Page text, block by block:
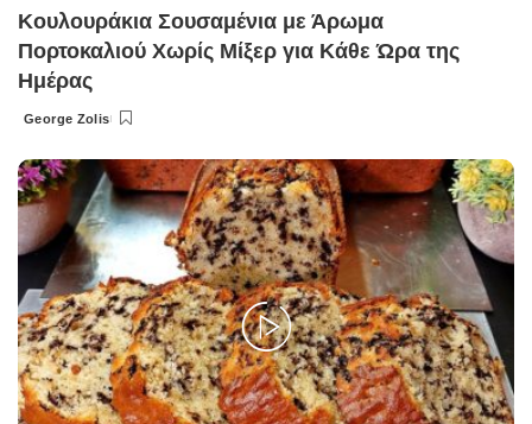
Κουλουράκια Σουσαμένια με Άρωμα
Πορτοκαλιού Χωρίς Μίξερ για Κάθε Ώρα της
Ημέρας
Posted
George Zolis